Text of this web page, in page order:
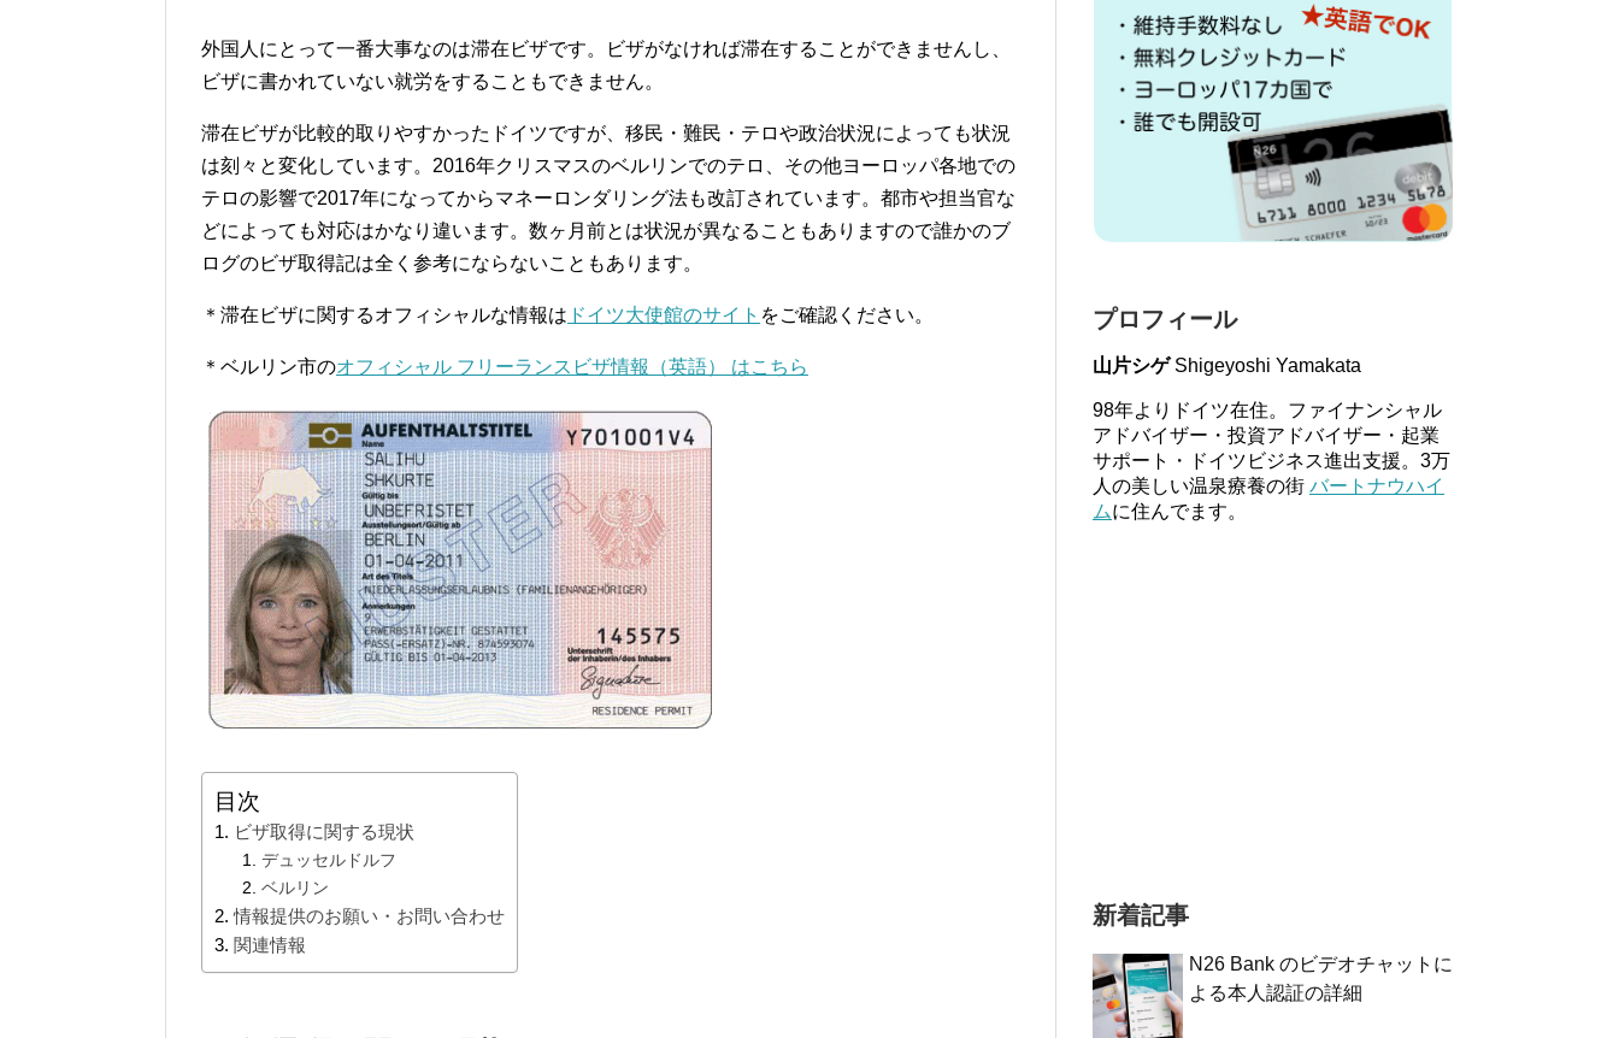
外国人にとって一番大事なのは滞在ビザです。ビザがなければ滞在することができませんし、
ビザに書かれていない就労をすることもできません。
滞在ビザが比較的取りやすかったドイツですが、移民・難民・テロや政治状況によっても状況
は刻々と変化しています。2016年クリスマスのベルリンでのテロ、その他ヨーロッパ各地での
テロの影響で2017年になってからマネーロンダリング法も改訂されています。都市や担当官な
どによっても対応はかなり違います。数ヶ月前とは状況が異なることもありますので誰かのブ
ログのビザ取得記は全く参考にならないこともあります。
＊滞在ビザに関するオフィシャルな情報は ドイツ大使館のサイト をご確認ください。
＊ベルリン市のオフィシャル フリーランスビザ情報（英語） はこちら
目次
ビザ取得に関する現状
デュッセルドルフ
ベルリン
情報提供のお願い・お問い合わせ
関連情報
プロフィール
山片シゲShigeyoshi Yamakata
98年よりドイツ在住。ファイナンシャル
アドバイザー・投資アドバイザー・起業
サポート・ドイツビジネス進出支援。3万
人の美しい温泉療養の街 バートナウハイ
ムに住んでます。
新着記事
N26 Bank のビデオチャットに
よる本人認証の詳細